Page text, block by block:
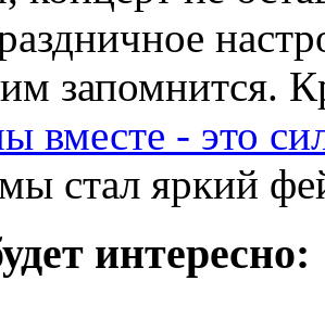
запомнится.
стал яркий
интересно: